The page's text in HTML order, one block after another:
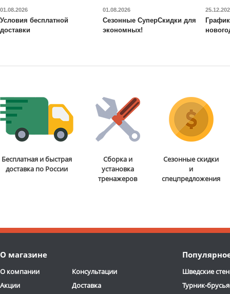
01.08.2026
Условия бесплатной
доставки
01.08.2026
Сезонные СуперСкидки для
экономных!
Бесплатная и быстрая
доставка по России
Сборка и
установка
тренажеров
Сезонные скидки
и
спецпредложения
О магазине
О компании
Акции
Консультации
Доставка
Шведские
Турник-